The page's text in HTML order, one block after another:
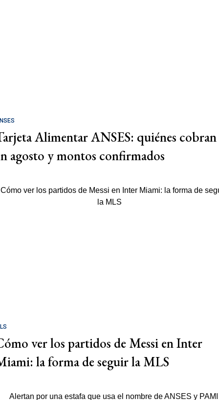
Alimentar ANSES: quiénes cobran
agosto y montos confirmados
ver los partidos de Messi en Inter
la forma de seguir la MLS